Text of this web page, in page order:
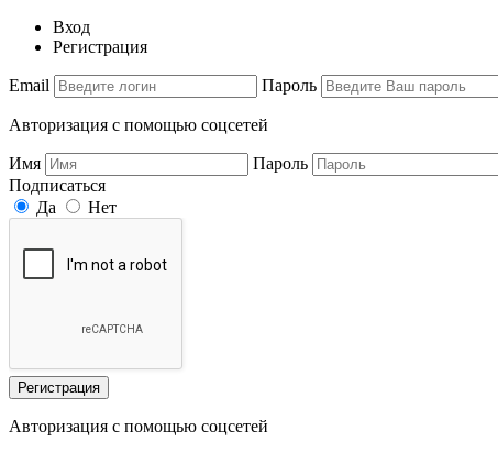
Вход
Регистрация
Email Пароль
Авторизация с помощью соцсетей
Имя Пароль
Подписаться
Да
Нет
Регистрация
Авторизация с помощью соцсетей